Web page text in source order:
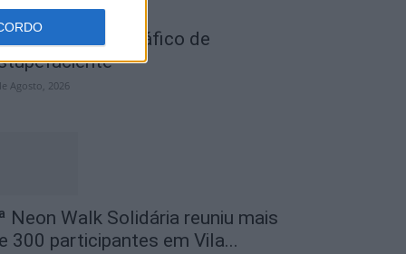
detidos por tráfico de
Agosto, 2026
Neon Walk Solidária reuniu mais
300 participantes em Vila...